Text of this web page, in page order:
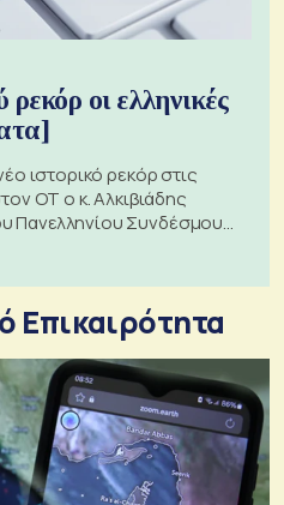
ρεκόρ οι ελληνικές
ιστορικό ρεκόρ στις
ΟΤ ο κ. Αλκιβιάδης
Πανελληνίου Συνδέσμου
Επικαιρότητα